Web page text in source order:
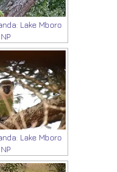
Lake Mboro
NP
Lake Mboro
NP